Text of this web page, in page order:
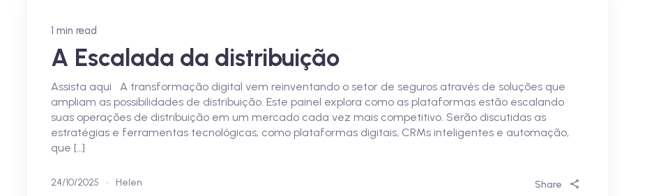
1 min read
A Escalada da distribuição
Assista aqui A transformação digital vem reinventando o setor de seguros através de soluções que
ampliam as possibilidades de distribuição. Este painel explora como as plataformas estão escalando
suas operações de distribuição em um mercado cada vez mais competitivo. Serão discutidas as
estratégias e ferramentas tecnológicas, como plataformas digitais, CRMs inteligentes e automação,
que […]
Share
24/10/2025 Helen